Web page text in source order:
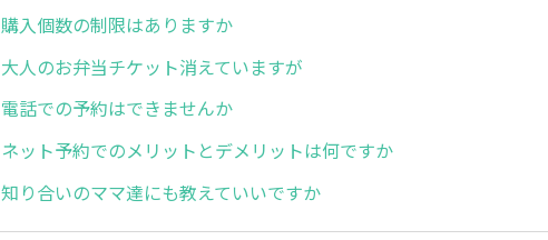
購入個数の制限はありますか
大人のお弁当チケット消えていますが
電話での予約はできませんか
ネット予約でのメリットとデメリットは何ですか
知り合いのママ達にも教えていいですか